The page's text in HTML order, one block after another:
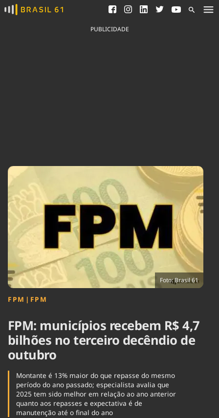
Ver todas as notícias
Saneamento
Indicadores
Agronegócios
Brasil
Brasil Mineral
Ciência &
Tecnologia
Cinema
Comportamento
Cultura
Economia
Educação
Infraestrutura
Internacional
Meio Ambiente
Podcast
Política
Saúde
Tempo
PUBLICIDADE
Foto: Brasil 61
FPM | FPM
FPM: municípios recebem R$ 4,7
bilhões no terceiro decêndio de
outubro
Montante é 13% maior do que repasse do mesmo
período do ano passado; especialista avalia que
2025 tem sido melhor em relação ao ano anterior
quanto aos repasses e expectativa é de
manutenção até o final do ano